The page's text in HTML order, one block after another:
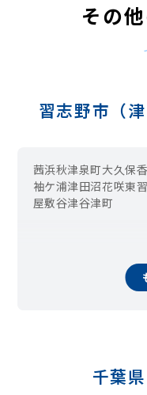
その
習志野市（
茜浜秋津泉町大久保
袖ケ浦津田沼花咲東
屋敷谷津谷津町
千葉